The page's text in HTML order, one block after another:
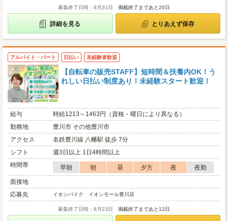
募集終了日時：8月31日 掲載終了まであと20日
詳細を見る とりあえず保存
アルバイト・パート 日払い 未経験者歓迎
【自転車の販売STAFF】短時間＆扶養内OK！う
れしい日払い制度あり！未経験スタート歓迎！
給与
時給1213～1463円（資格・曜日により異なる）
勤務地
豊川市 その他豊川市
アクセス
名鉄豊川線 八幡駅 徒歩 7分
シフト
週3日以上 1日4時間以上
時間帯
早朝 朝 昼 夕方 夜
夜勤
面接地
応募先
イオンバイク イオンモール豊川店
募集終了日時：8月23日 掲載終了まであと12日